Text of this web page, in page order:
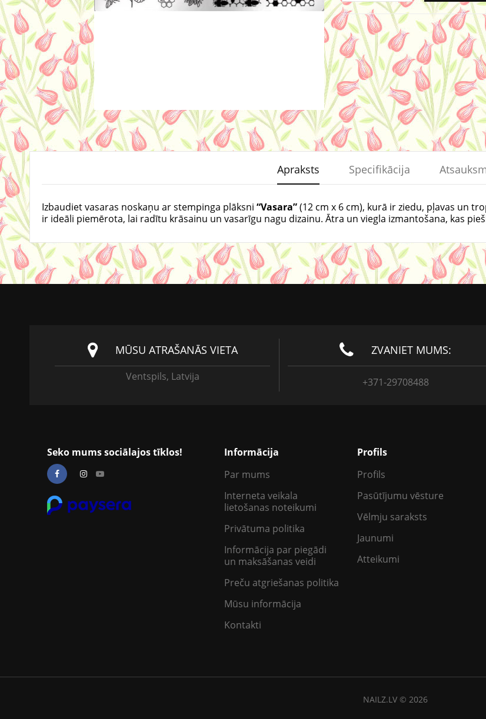
Apraksts Specifikācija
Izbaudiet vasaras noskaņu ar stempinga plāksni “Vasara”(12 cm x 6 cm), kurā ir ziedu, pļavas un
ir ideāli piemērota, lai radītu krāsainu un vasarīgu nagu dizainu. Ātra un viegla izmantošana, kas
MŪSU ATRAŠANĀS VIETA
Ventspils, Latvija
ZVANIET MUMS:
+371-29708488
Seko mums sociālajos tīklos!
Informācija
Par mums
Interneta veikala
lietošanas noteikumi
Privātuma politika
Informācija par piegādi
un maksāšanas veidi
Preču atgriešanas politika
Mūsu informācija
Kontakti
Profils
Profils
Pasūtījumu vēsture
Vēlmju saraksts
Jaunumi
Atteikumi
NAILZ.LV © 2026